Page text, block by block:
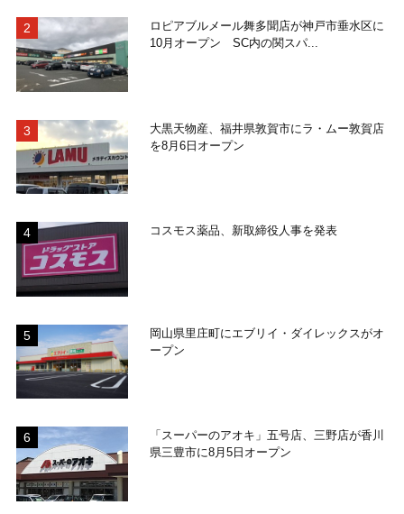
ロピアブルメール舞多聞店が神戸市垂水区に
10月オープン SC内の関スパ...
大黒天物産、福井県敦賀市にラ・ムー敦賀店
を8月6日オープン
コスモス薬品、新取締役人事を発表
岡山県里庄町にエブリイ・ダイレックスがオ
ープン
「スーパーのアオキ」五号店、三野店が香川
県三豊市に8月5日オープン